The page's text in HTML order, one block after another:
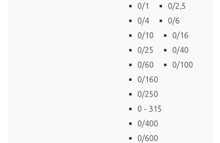
0/1
0/2,5
0/4
0/6
0/10
0/16
0/25
0/40
0/60
0/100
0/160
0/250
0 - 315
0/400
0/600